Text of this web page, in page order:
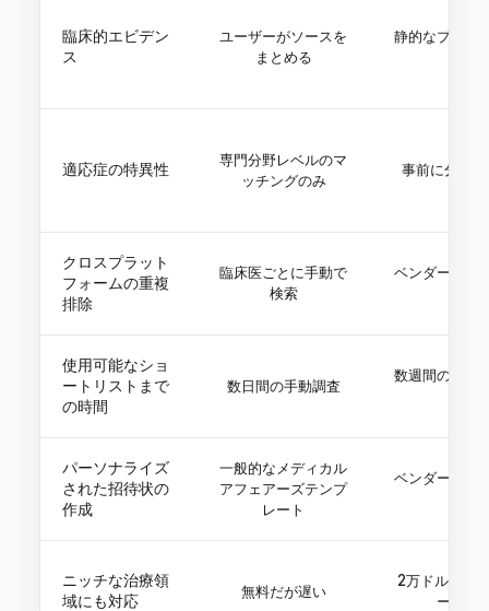
臨床的エビデン
ス
ユーザーがソースを
まとめる
静的なプロフ
適応症の特異性
専門分野レベルのマ
ッチングのみ
事前に分類
クロスプラット
フォームの重複
排除
臨床医ごとに手動で
検索
ベンダーを介
使用可能なショ
ートリストまで
の時間
数日間の手動調査
数週間のベン
パーソナライズ
された招待状の
作成
一般的なメディカル
アフェアーズテンプ
レート
ベンダーを介
ニッチな治療領
域にも対応
無料だが遅い
2万ドル以上
ースラ